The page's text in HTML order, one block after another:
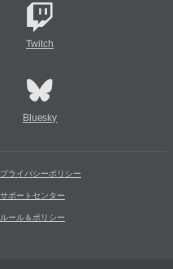
Twitch
Bluesky
プライバシーポリシー
サポートセンター
ルール＆ポリシー